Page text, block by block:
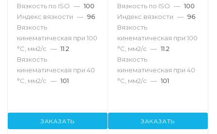
Вязкость по ISO — 100
Индекс вязкости — 96
Вязкость
кинематическая при 100
°С, мм2/с — 11.2
Вязкость
кинематическая при 40
°С, мм2/с — 101
ЗАКАЗАТЬ
Вязкость по ISO — 100
Индекс вязкости — 96
Вязкость
кинематическая при 100
°С, мм2/с — 11.2
Вязкость
кинематическая при 40
°С, мм2/с — 101
ЗАКАЗАТЬ